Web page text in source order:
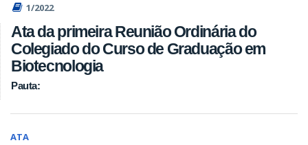
1/2022
Ata da primeira Reunião Ordinária do
Colegiado do Curso de Graduação em
Biotecnologia
Pauta:
ATA